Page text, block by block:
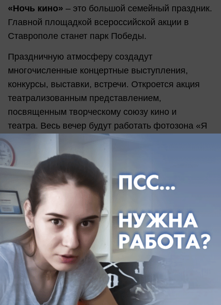
«Ночь кино» – это большой семейный праздник.
Главной площадкой всероссийской акции в
Ставрополе станет парк Победы.
Праздничную атмосферу создадут
многочисленные концертные выступления,
конкурсы, выставки, встречи. Откроется акция
театрализованным представлением,
посвященным творческому союзу кино и
театра. Весь вечер будут работать фотозона «Я
люблю кино», проект «Ночная фотосушка»,
выставка мастеров декоративено-прикладного
творчества, организованы услуги по аквагриму.
Отметим, что в этом году лидерами голосования
стали фильмы «Балканский рубеж», «Домовой»
и «Полицейский с Рублевки. Новогодний
беспредел». Среди мультфильмов
лучшим стал «Три богатыря и Наследница
престола».
Ночь кино, Парк Победы, 18:00 - 23:59,
бесплатно.